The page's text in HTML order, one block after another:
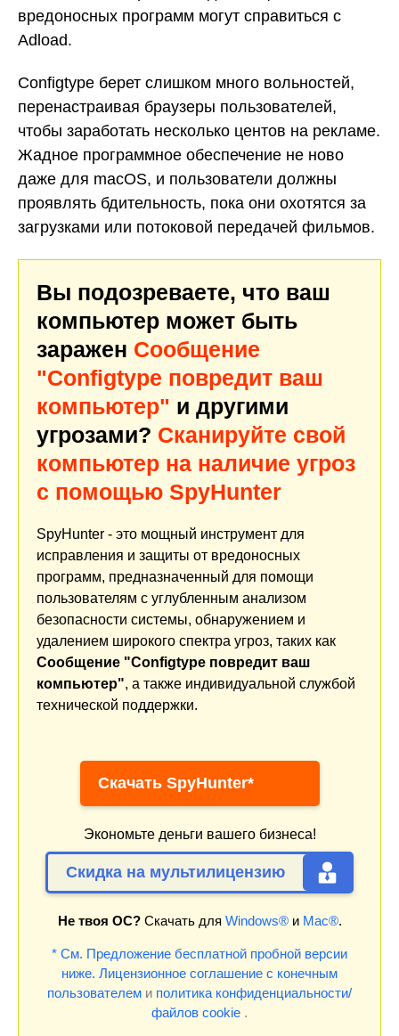
вредоносных программ могут справиться с
Adload.
Configtype берет слишком много вольностей,
перенастраивая браузеры пользователей,
чтобы заработать несколько центов на рекламе.
Жадное программное обеспечение не ново
даже для macOS, и пользователи должны
проявлять бдительность, пока они охотятся за
загрузками или потоковой передачей фильмов.
Вы подозреваете, что ваш
компьютер может быть
заражен Сообщение
"Configtype повредит ваш
компьютер" и другими
угрозами? Сканируйте свой
компьютер на наличие угроз
с помощью SpyHunter
SpyHunter - это мощный инструмент для
исправления и защиты от вредоносных
программ, предназначенный для помощи
пользователям с углубленным анализом
безопасности системы, обнаружением и
удалением широкого спектра угроз, таких как
Сообщение "Configtype повредит ваш
компьютер", а также индивидуальной службой
технической поддержки.
Скачать SpyHunter*
Экономьте деньги вашего бизнеса!
Скидка на мультилицензию
Не твоя ОС?Скачать для Windows®и Mac®.
* См. Предложение бесплатной пробной версии
ниже. Лицензионное соглашение с конечным
пользователем и политика конфиденциальности/
файлов cookie .